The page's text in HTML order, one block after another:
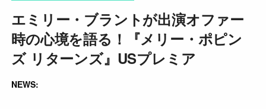
エミリー・ブラントが出演オファー
時の心境を語る！『メリー・ポピン
ズ リターンズ』USプレミア
NEWS: